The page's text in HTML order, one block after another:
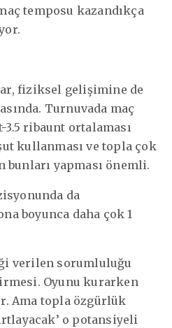
temposu kazandıkça
fiziksel gelişimine de
Turnuvada maç
3.5 ribaunt ortalaması
kullanması ve topla çok
bunları yapması önemli.
da
boyunca daha çok 1
verilen sorumluluğu
Oyunu kurarken
Ama topla özgürlük
o potansiyeli